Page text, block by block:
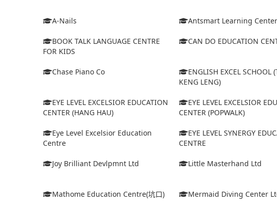
A-Nails Antsmart Learning Center
BOOK TALK LANGUAGE CENTRE
FOR KIDS
CAN DO EDUCATION
Chase Piano Co
ENGLISH EXCEL SCHOOL
KENG LENG)
EYE LEVEL EXCELSIOR EDUCATION
CENTER (HANG HAU)
EYE LEVEL EXCELSIOR
CENTER (POPWALK)
Eye Level Excelsior Education
Centre
EYE LEVEL SYNERGY
CENTRE
Joy Brilliant Devlpmnt Ltd Little Masterhand Ltd
Mathome Education Centre(坑口) Mermaid Diving Center